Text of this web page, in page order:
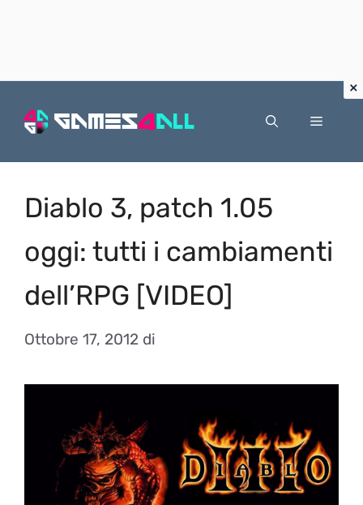
Menu
Diablo 3, patch 1.05
oggi: tutti i cambiamenti
dell’RPG [VIDEO]
Ottobre 17, 2012 di